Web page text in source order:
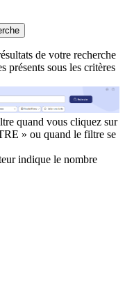
de votre recherche
présents sous les critères
quand vous cliquez sur
» ou quand le filtre se
indique le nombre